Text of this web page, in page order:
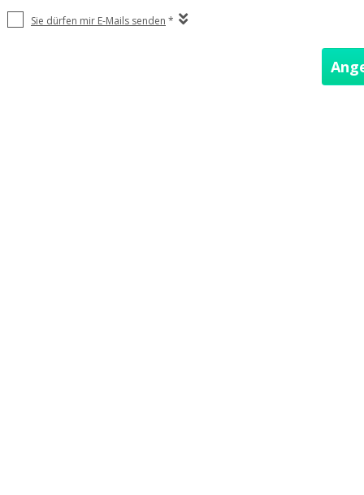
Sie dürfen mir E-Mails senden *